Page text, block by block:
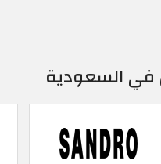
في السعودية